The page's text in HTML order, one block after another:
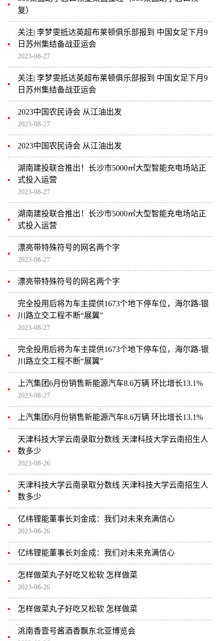
复）
关注| 李梦雯抵达英超布莱顿俱乐部报到 中国女足下月9
日苏州集结备战亚运会
2023-08-27
关注| 李梦雯抵达英超布莱顿俱乐部报到 中国女足下月9
日苏州集结备战亚运会
2023中国农民诗会 从江油出发
2023-08-27
2023中国农民诗会 从江油出发
湖南建投联合推出！长沙市5000㎡大型智能充电场站正
式投入运营
2023-08-27
湖南建投联合推出！长沙市5000㎡大型智能充电场站正
式投入运营
漂亮带特殊符号的网名两个字
2023-08-27
漂亮带特殊符号的网名两个字
完全投用后将为车主提供1673个地下停车位，海尔路-银
川路立交工程不断“展翼”
2023-08-27
完全投用后将为车主提供1673个地下停车位，海尔路-银
川路立交工程不断“展翼”
上汽集团6月份销售新能源汽车8.6万辆 环比增长13.1%
2023-08-27
上汽集团6月份销售新能源汽车8.6万辆 环比增长13.1%
天津科技大学云南录取分数线 天津科技大学云南招生人
数多少
2023-08-26
天津科技大学云南录取分数线 天津科技大学云南招生人
数多少
亿纬锂能董事长刘金成：我们对未来充满信心
2023-08-26
亿纬锂能董事长刘金成：我们对未来充满信心
怎样做菜丸子好吃又松软 怎样做菜
2023-08-26
怎样做菜丸子好吃又松软 怎样做菜
洮南香壹号酱酒香飘东北亚博览会